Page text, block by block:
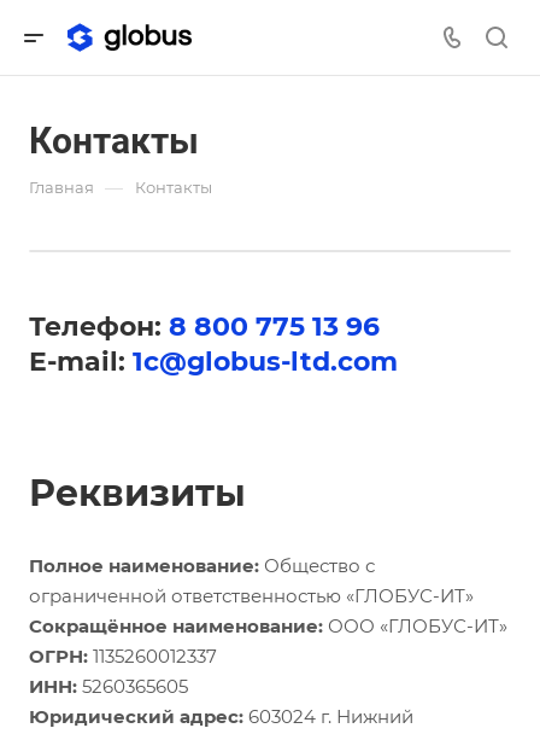
Контакты
Главная — Контакты
Телефон: 8 800 775 13 96
E-mail: 1c@globus-ltd.com
Реквизиты
Полное наименование: Общество с
ограниченной ответственностью «ГЛОБУС-ИТ»
Сокращённое наименование: ООО «ГЛОБУС-ИТ»
ОГРН: 1135260012337
ИНН: 5260365605
Юридический адрес: 603024 г. Нижний